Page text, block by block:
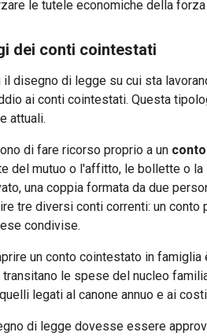
le tutele economiche della forza
dei conti cointestati
il disegno di legge su cui sta
ai conti cointestati. Questa
attuali.
di fare ricorso proprio a un
del mutuo o l'affitto, le bollette o
una coppia formata da due
tre diversi conti correnti: un conto
condivise.
un conto cointestato in
transitano le spese del nucleo
legati al canone annuo e ai
di legge dovesse essere